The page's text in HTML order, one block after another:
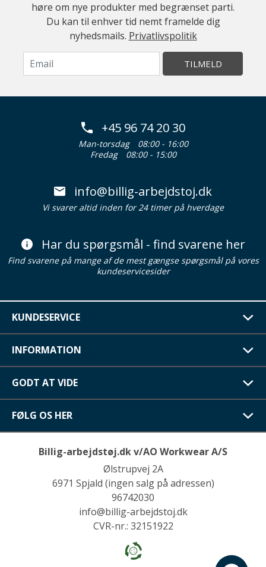
høre om nye produkter med begrænset parti.
Du kan til enhver tid nemt framelde dig
nyhedsmails. Privatlivspolitik
TILMELD
+45 96 74 20 30
Man-torsdag
08:00 - 16:00
Fredag
08:00 - 15:00
info@billig-arbejdstoj.dk
Vi svarer altid inden for 24 timer på hverdage
Har du spørgsmål - find svarene her
Find svarene på mange af de mest gængse spørgsmål på vores
kundeservicesider
KUNDESERVICE
INFORMATION
GODT AT VIDE
FØLG OS HER
Billig-arbejdstøj.dk v/AO Workwear A/S
Ølstrupvej 2A
6971 Spjald (ingen salg på adressen)
96742030
info@billig-arbejdstoj.dk
CVR-nr.: 32151922